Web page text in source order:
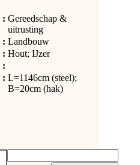
: Gereedschap &
uitrusting
: Landbouw
: Hout; IJzer
:
: L=1146cm (steel);
B=20cm (hak)